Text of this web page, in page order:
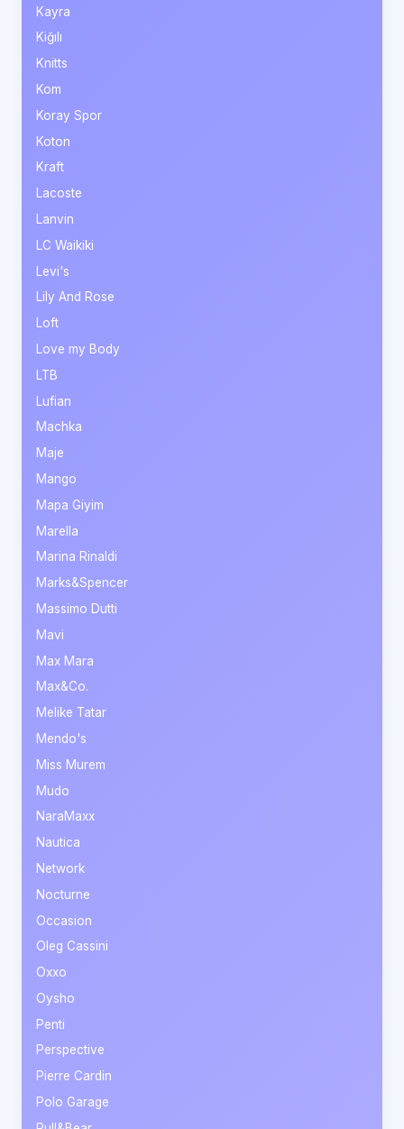
Kayra
Kiğılı
Knitts
Kom
Koray Spor
Koton
Kraft
Lacoste
Lanvin
LC Waikiki
Levi's
Lily And Rose
Loft
Love my Body
LTB
Lufian
Machka
Maje
Mango
Mapa Giyim
Marella
Marina Rinaldi
Marks&Spencer
Massimo Dutti
Mavi
Max Mara
Max&Co.
Melike Tatar
Mendo's
Miss Murem
Mudo
NaraMaxx
Nautica
Network
Nocturne
Occasion
Oleg Cassini
Oxxo
Oysho
Penti
Perspective
Pierre Cardin
Polo Garage